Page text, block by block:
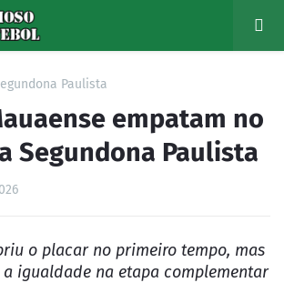
Paulista
empatam no
Segundona Paulista
o placar no primeiro tempo, mas
igualdade na etapa complementar